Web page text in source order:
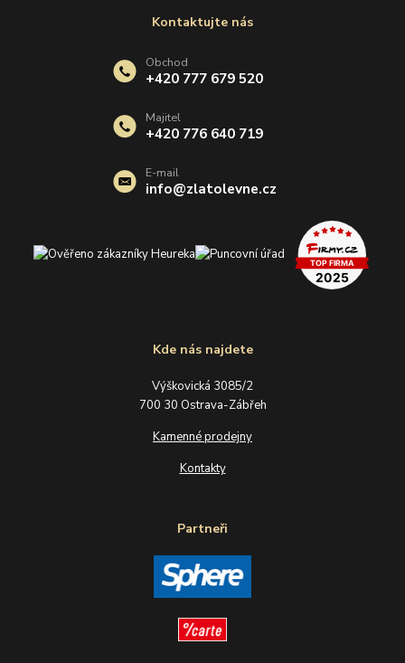
Kde nás najdete
Výškovická 3085/2
700 30 Ostrava-Zábřeh
Kamenné prodejny
Kontakty
Partneři
Kontaktujte nás
Obchod
+420 777 679 520
Majitel
+420 776 640 719
E-mail
info@zlatolevne.cz